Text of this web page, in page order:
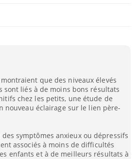
que des niveaux élevés
sont liés à de moins bons résultats
chez les petits, une étude de
nouveau éclairage sur le lien père-
symptômes anxieux ou dépressifs
associés à moins de difficultés
enfants et à de meilleurs résultats à
Bébés, jeunes enfants :
quelle trousse à
pharmacie pour les
vacances ?
Syndrome métabolique :
quels sont les meilleurs
exercices physiques ?